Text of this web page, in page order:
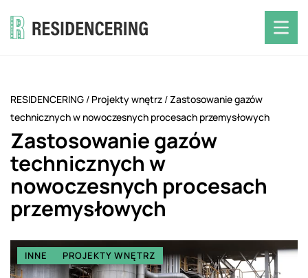
RESIDENCERING / Projekty wnętrz /Zastosowanie gazów
technicznych w nowoczesnych procesach przemysłowych
Zastosowanie gazów
technicznych w
nowoczesnych procesach
przemysłowych
INNE PROJEKTY WNĘTRZ